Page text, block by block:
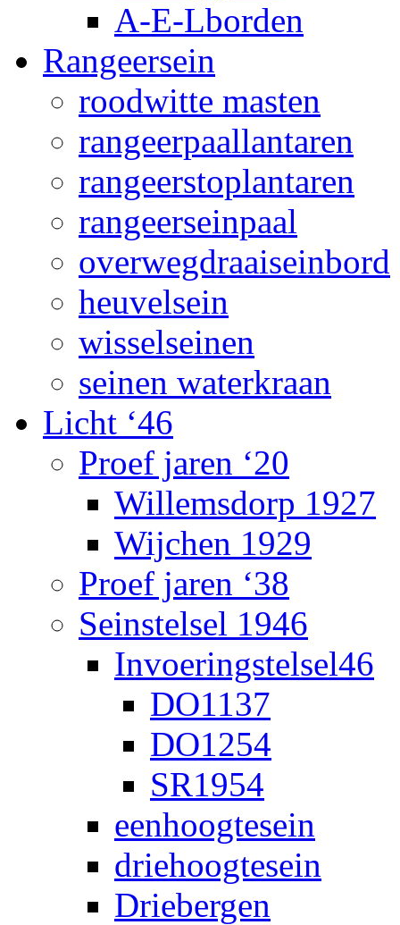
A-E-Lborden
Rangeersein
roodwitte masten
rangeerpaallantaren
rangeerstoplantaren
rangeerseinpaal
overwegdraaiseinbord
heuvelsein
wisselseinen
seinen waterkraan
Licht ‘46
Proef jaren ‘20
Willemsdorp 1927
Wijchen 1929
Proef jaren ‘38
Seinstelsel 1946
Invoeringstelsel46
DO1137
DO1254
SR1954
eenhoogtesein
driehoogtesein
Driebergen